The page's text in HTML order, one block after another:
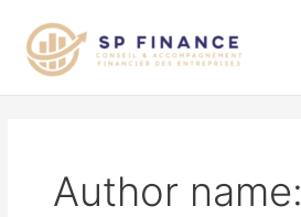
content
Author name: